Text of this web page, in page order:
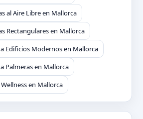
al Aire Libre en Mallorca
Rectangulares en Mallorca
Edificios Modernos en Mallorca
Palmeras en Mallorca
en Mallorca